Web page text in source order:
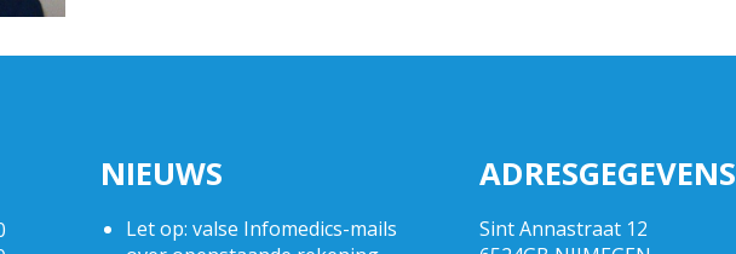
NIEUWS
Let op: valse Infomedics-mails
ADRESGEGEVENS
Sint Annastraat 12